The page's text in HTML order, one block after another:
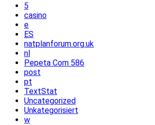
5
casino
e
ES
natplanforum.org.uk
nl
Pepeta Com 586
post
pt
TextStat
Uncategorized
Unkategorisiert
w